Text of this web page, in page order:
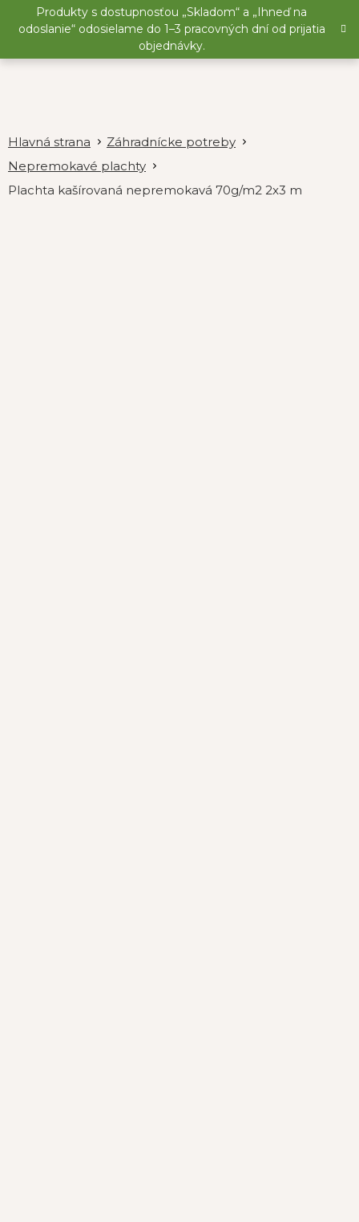
Produkty s dostupnosťou „Skladom“ a „Ihneď na
odoslanie“ odosielame do 1–3 pracovných dní od prijatia
objednávky.
Záhradnícke potreby
Nepremokavé plachty
Plachta kašírovaná nepremokavá 70g/m2 2x3 m